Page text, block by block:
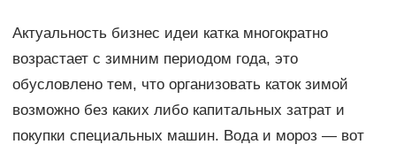
Актуальность бизнес идеи катка многократно
возрастает с зимним периодом года, это
обусловлено тем, что организовать каток зимой
возможно без каких либо капитальных затрат и
покупки специальных машин. Вода и мороз — вот